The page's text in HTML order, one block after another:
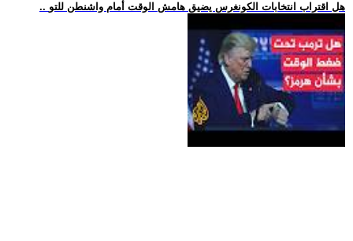
.. هل اقتراب انتخابات الكونغرس يضيق هامش الوقت أمام واشنطن للتو